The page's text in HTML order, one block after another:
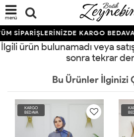
menü
SİPARİŞLERİNİZDE KARGO
İlgili ürün bulunamadı veya
sonra tekrar
Bu Ürünler İlginizi
KARGO
BEDAVA